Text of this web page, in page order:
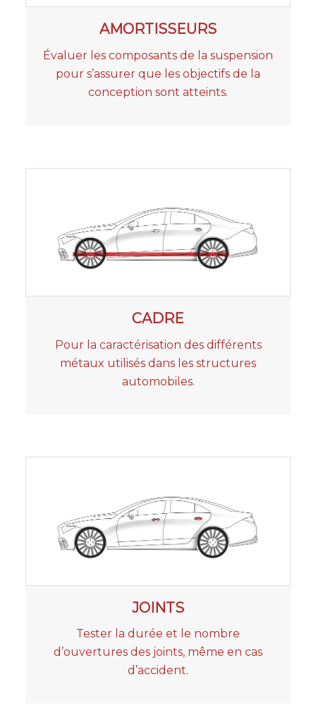
AMORTISSEURS
Évaluer les composants de la suspension
pour s’assurer que les objectifs de la
conception sont atteints.
CADRE
Pour la caractérisation des différents
métaux utilisés dans les structures
automobiles.
JOINTS
Tester la durée et le nombre
d’ouvertures des joints, même en cas
d’accident.